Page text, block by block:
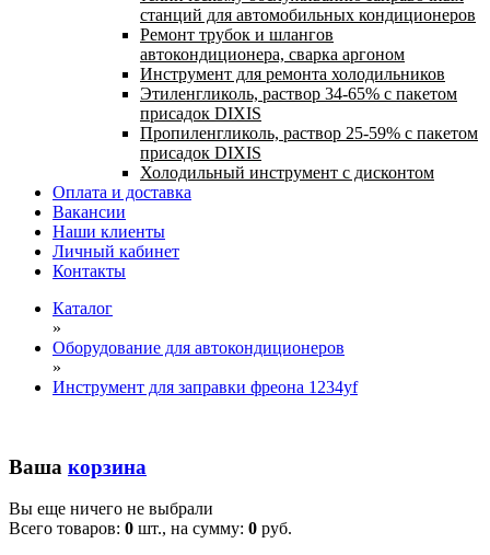
станций для автомобильных кондиционеров
Ремонт трубок и шлангов
автокондиционера, сварка аргоном
Инструмент для ремонта холодильников
Этиленгликоль, раствор 34-65% с пакетом
присадок DIXIS
Пропиленгликоль, раствор 25-59% с пакетом
присадок DIXIS
Холодильный инструмент с дисконтом
Оплата и доставка
Вакансии
Наши клиенты
Личный кабинет
Контакты
Каталог
»
Оборудование для автокондиционеров
»
Инструмент для заправки фреона 1234yf
Ваша корзина
Вы еще ничего не выбрали
Всего товаров: 0 шт., на сумму: 0 руб.